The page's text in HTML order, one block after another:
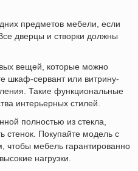
предметов мебели, если
дверцы и створки должны
вещей, которые можно
шкаф-сервант или витрину-
Такие функциональные
интерьерных стилей.
полностью из стекла,
стенок. Покупайте модель с
чтобы мебель гарантированно
нагрузки.